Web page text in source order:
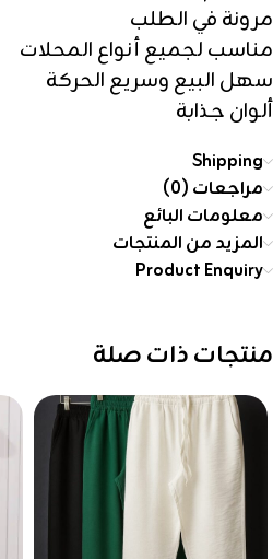
مرونة في الطلب
مناسب لجميع أنواع المحلات
سهل البيع وسريع الحركة
ألوان جذابة
Shipping
مراجعات (0)
معلومات البائع
المزيد من المنتجات
Product Enquiry
منتجات ذات صلة